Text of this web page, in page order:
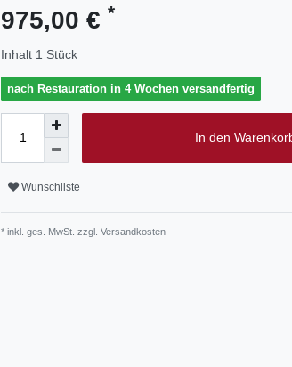
975,00 € *
Inhalt 1 Stück
nach Restauration in 4 Wochen versandfertig
In den
Wunschliste
* inkl. ges. MwSt. zzgl. Versandkosten